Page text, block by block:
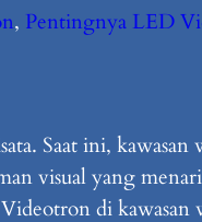
, Pentingnya LED
Saat ini, kawasan
visual yang
di kawasan